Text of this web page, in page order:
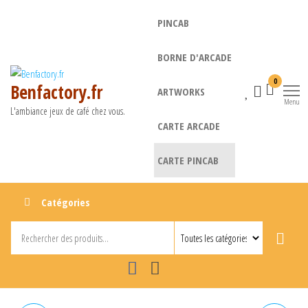
Benfactory.fr
L'ambiance jeux de café chez vous.
PINCAB
BORNE D'ARCADE
ARTWORKS
CARTE ARCADE
CARTE PINCAB
0
Menu
Catégories